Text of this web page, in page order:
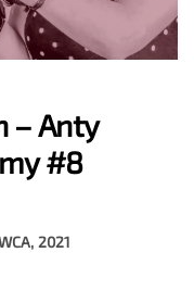
– Anty
#8
2021